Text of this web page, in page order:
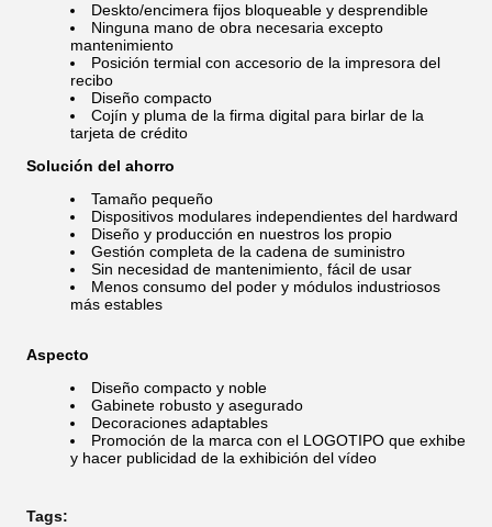
Deskto/encimera fijos bloqueable y desprendible
Ninguna mano de obra necesaria excepto
mantenimiento
Posición termial con accesorio de la impresora del
recibo
Diseño compacto
Cojín y pluma de la firma digital para birlar de la
tarjeta de crédito
Solución del ahorro
Tamaño pequeño
Dispositivos modulares independientes del hardward
Diseño y producción en nuestros los propio
Gestión completa de la cadena de suministro
Sin necesidad de mantenimiento, fácil de usar
Menos consumo del poder y módulos industriosos
más estables
Aspecto
Diseño compacto y noble
Gabinete robusto y asegurado
Decoraciones adaptables
Promoción de la marca con el LOGOTIPO que exhibe
y hacer publicidad de la exhibición del vídeo
Tags: